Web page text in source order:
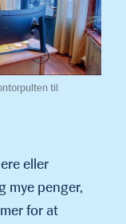
til
overtakelsen
eller
mye penger,
for at